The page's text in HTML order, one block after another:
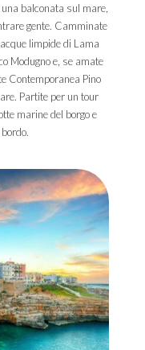
balconata sul mare,
gente. Camminate
limpide di Lama
Modugno e, se amate
Contemporanea Pino
Partite per un tour
marine del borgo e